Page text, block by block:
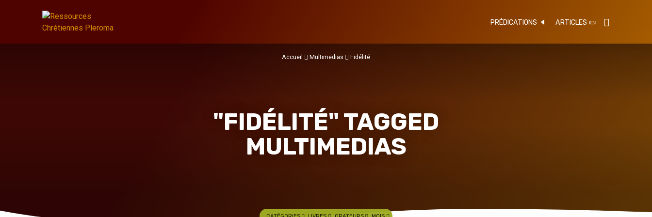
PRÉDICATIONS 🔈 ARTICLES 📜
"FIDÉLITÉ" TAGGED
MULTIMEDIAS
Accueil Multimedias Fidélité